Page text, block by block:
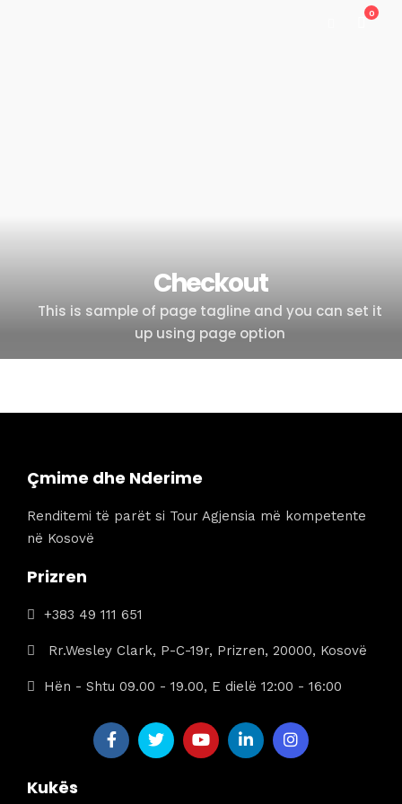
0
Checkout
This is sample of page tagline and you can set it
up using page option
Çmime dhe Nderime
Renditemi të parët si Tour Agjensia më kompetente
në Kosovë
Prizren
+383 49 111 651
Rr.Wesley Clark, P-C-19r, Prizren, 20000, Kosovë
Hën - Shtu 09.00 - 19.00, E dielë 12:00 - 16:00
Kukës